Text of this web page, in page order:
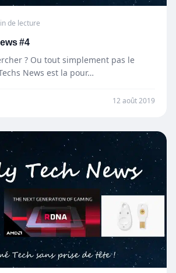
de lecture
#4
? Ou tout simplement pas le
News est la pour…
12 août 2019